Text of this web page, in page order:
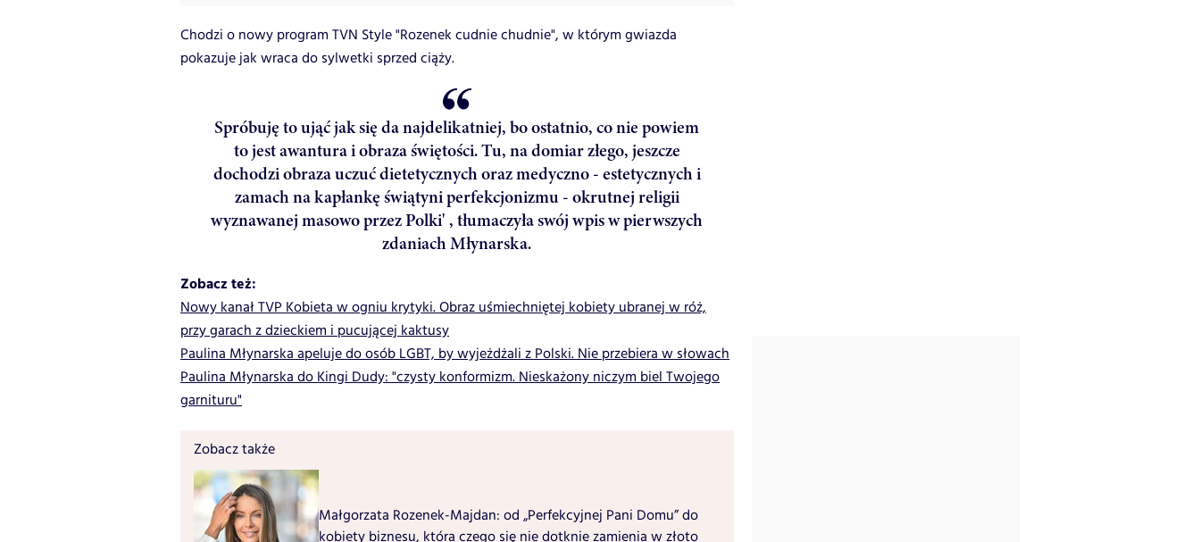
Chodzi o nowy program TVN Style "Rozenek cudnie chudnie", w którym gwiazda
pokazuje jak wraca do sylwetki sprzed ciąży.
Spróbuję to ująć jak się da najdelikatniej, bo ostatnio, co nie powiem
to jest awantura i obraza świętości. Tu, na domiar złego, jeszcze
dochodzi obraza uczuć dietetycznych oraz medyczno - estetycznych i
zamach na kapłankę świątyni perfekcjonizmu - okrutnej religii
wyznawanej masowo przez Polki' , tłumaczyła swój wpis w pierwszych
zdaniach Młynarska.
Zobacz też:
Nowy kanał TVP Kobieta w ogniu krytyki. Obraz uśmiechniętej kobiety ubranej w róż,
przy garach z dzieckiem i pucującej kaktusy
Paulina Młynarska apeluje do osób LGBT, by wyjeżdżali z Polski. Nie przebiera w słowach
Paulina Młynarska do Kingi Dudy: "czysty konformizm. Nieskażony niczym biel Twojego
garnituru"
Zobacz także
Małgorzata Rozenek-Majdan: od „Perfekcyjnej Pani Domu” do
kobiety biznesu, która czego się nie dotknie zamienia w złoto